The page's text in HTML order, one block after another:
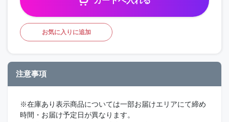
お気に入りに追加
注意事項
※在庫あり表示商品については一部お届けエリアにて締め
時間・お届け予定日が異なります。